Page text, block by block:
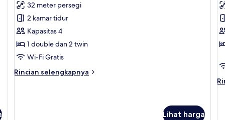
untuk
Casa
Banana
Fileds
View
32 meter persegi
2 kamar tidur
Kapasitas 4
1 double dan 2 twin
Wi-Fi Gratis
Rincian selengkapnya
Rincian
Lihat harga